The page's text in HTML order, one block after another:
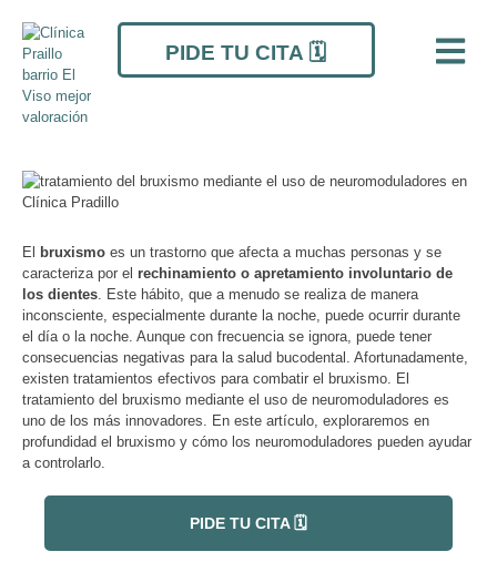
contenido
PIDE TU CITA 🗓️
El bruxismo es un trastorno que afecta a muchas personas y se
caracteriza por el rechinamiento o apretamiento involuntario de
los dientes . Este hábito, que a menudo se realiza de manera
inconsciente, especialmente durante la noche, puede ocurrir durante
el día o la noche. Aunque con frecuencia se ignora, puede tener
consecuencias negativas para la salud bucodental. Afortunadamente,
existen tratamientos efectivos para combatir el bruxismo. El
tratamiento del bruxismo mediante el uso de neuromoduladores es
uno de los más innovadores. En este artículo, exploraremos en
profundidad el bruxismo y cómo los neuromoduladores pueden ayudar
a controlarlo.
PIDE TU CITA 🗓️
de
entradas